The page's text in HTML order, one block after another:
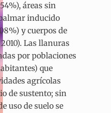
áreas sin
inducido
y cuerpos de
Las llanuras
por poblaciones
que
agrícolas
de sustento; sin
uso de suelo se